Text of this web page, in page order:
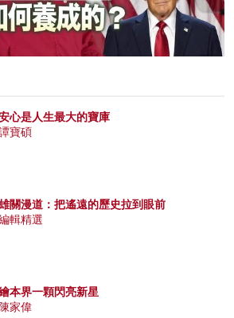
心是人生最大的寶庫
寶碩
關漫道：把遙遠的歷史拉到眼前
輯精選
本界一顆閃亮新星
陳家偉